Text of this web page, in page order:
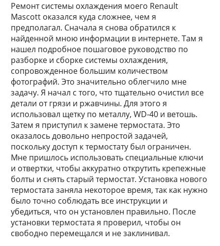
Ремонт системы охлаждения моего Renault
Mascott оказался куда сложнее, чем я
предполагал. Сначала я снова обратился к
найденной мною информации в интернете. Там я
нашел подробное пошаговое руководство по
разборке и сборке системы охлаждения,
сопровожденное большим количеством
фотографий. Это значительно облегчило мне
задачу. Я начал с того, что тщательно очистил все
детали от грязи и ржавчины. Для этого я
использовал щетку по металлу, WD-40 и ветошь.
Затем я приступил к замене термостата. Это
оказалось довольно непростой задачей,
поскольку доступ к термостату был ограничен.
Мне пришлось использовать специальные ключи
и отвертки, чтобы аккуратно открутить крепежные
болты и снять старый термостат. Установка нового
термостата заняла некоторое время, так как нужно
было точно соблюдать все инструкции и
убедиться, что он установлен правильно. После
установки термостата я проверил, чтобы он
свободно перемещался и не заклинивал.